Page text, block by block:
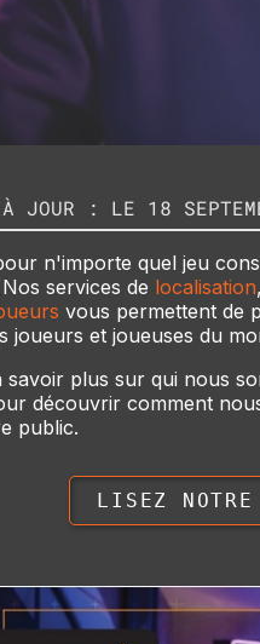
À JOUR : LE 18
n'importe quel jeu
services de localisation
vous permettent de
joueurs et joueuses du
savoir plus sur qui nous
découvrir comment
public.
LISEZ NOTRE